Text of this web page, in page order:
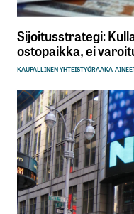
Sijoitusstrategi:
ostopaikka, ei
KAUPALLINEN YHTEISTYÖRAAKA-